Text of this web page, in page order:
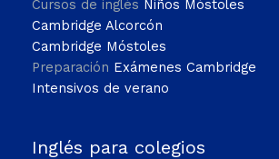
Cursos de inglés Niños Móstoles
Cambridge Alcorcón
Cambridge Móstoles
Preparación Exámenes Cambridge
Intensivos de verano
Inglés para colegios